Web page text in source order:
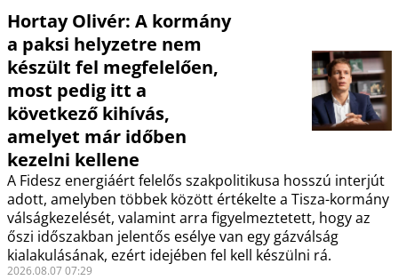
Hortay Olivér: A kormány
a paksi helyzetre nem
készült fel megfelelően,
most pedig itt a
következő kihívás,
amelyet már időben
kezelni kellene
A Fidesz energiáért felelős szakpolitikusa hosszú interjút
adott, amelyben többek között értékelte a Tisza-kormány
válságkezelését, valamint arra figyelmeztetett, hogy az
őszi időszakban jelentős esélye van egy gázválság
kialakulásának, ezért idejében fel kell készülni rá.
2026.08.07 07:29